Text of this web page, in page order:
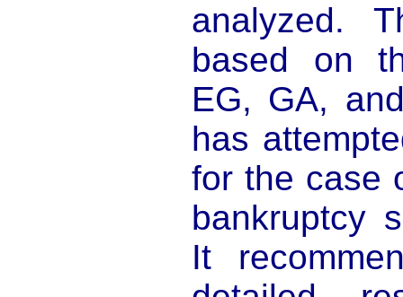
analyzed.
based on
EG, GA,
has
for the case
bankruptcy
It